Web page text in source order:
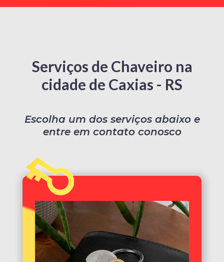
Serviços de Chaveiro na
cidade de Caxias - RS
Escolha um dos serviços abaixo e
entre em contato conosco